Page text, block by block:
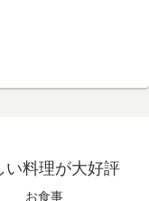
い料理が大好評
お食事